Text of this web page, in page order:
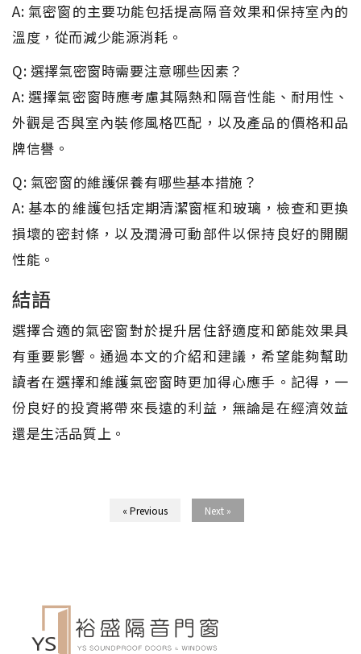
A: 氣密窗的主要功能包括提高隔音效果和保持室內的
溫度，從而減少能源消耗。
Q: 選擇氣密窗時需要注意哪些因素？
A: 選擇氣密窗時應考慮其隔熱和隔音性能、耐用性、
外觀是否與室內裝修風格匹配，以及產品的價格和品
牌信譽。
Q: 氣密窗的維護保養有哪些基本措施？
A: 基本的維護包括定期清潔窗框和玻璃，檢查和更換
損壞的密封條，以及潤滑可動部件以保持良好的開關
性能。
結語
選擇合適的氣密窗對於提升居住舒適度和節能效果具
有重要影響。通過本文的介紹和建議，希望能夠幫助
讀者在選擇和維護氣密窗時更加得心應手。記得，一
份良好的投資將帶來長遠的利益，無論是在經濟效益
還是生活品質上。
« Previous Next »